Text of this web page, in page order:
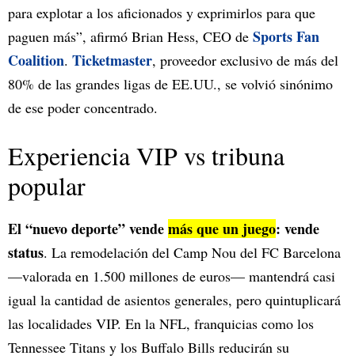
para explotar a los aficionados y exprimirlos para que
paguen más”, afirmó Brian Hess, CEO de Sports Fan
Coalition. Ticketmaster, proveedor exclusivo de más del
80% de las grandes ligas de EE.UU., se volvió sinónimo
de ese poder concentrado.
Experiencia VIP vs tribuna
popular
El “nuevo deporte” vendemás que un juego: vende
status. La remodelación del Camp Nou del FC Barcelona
—valorada en 1.500 millones de euros— mantendrá casi
igual la cantidad de asientos generales, pero quintuplicará
las localidades VIP. En la NFL, franquicias como los
Tennessee Titans y los Buffalo Bills reducirán su